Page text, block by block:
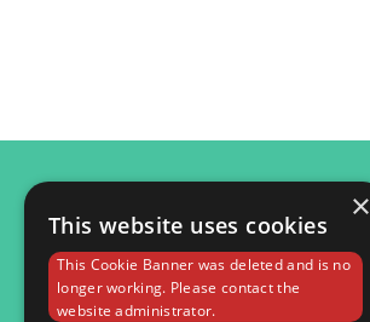
© 2026
Мобільна версія
×
This website uses cookies
This Cookie Banner was deleted and is no
longer working. Please contact the
website administrator.